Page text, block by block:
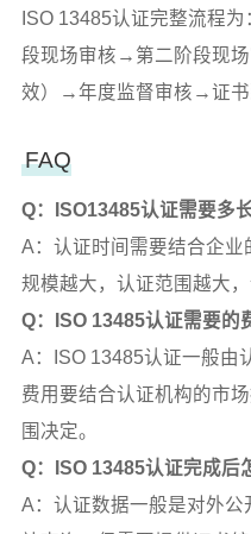
ISO 13485认证完整流程
段现场审核→第二阶段现
效）→年度监督审核→证书
FAQ
Q：ISO13485认证需要多
A：认证时间需要结合企业
规模越大，认证范围越大
Q：ISO 13485认证需要的
A：ISO 13485认证一般由
费用要结合认证机构的市
围决定。
Q：ISO 13485认证完成后
A：认证数据一般是对外公